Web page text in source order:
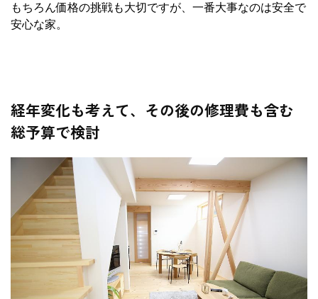
もちろん価格の挑戦も大切ですが、一番大事なのは安全で
安心な家。
経年変化も考えて、その後の修理費も含む
総予算で検討